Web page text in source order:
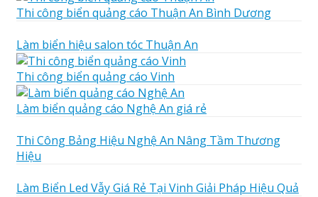
Thi công biển quảng cáo Thuận An Bình Dương
Làm biển hiệu salon tóc Thuận An
Thi công biển quảng cáo Vinh
Làm biển quảng cáo Nghệ An giá rẻ
Thi Công Bảng Hiệu Nghệ An Nâng Tầm Thương
Hiệu
Làm Biển Led Vẫy Giá Rẻ Tại Vinh Giải Pháp Hiệu Quả